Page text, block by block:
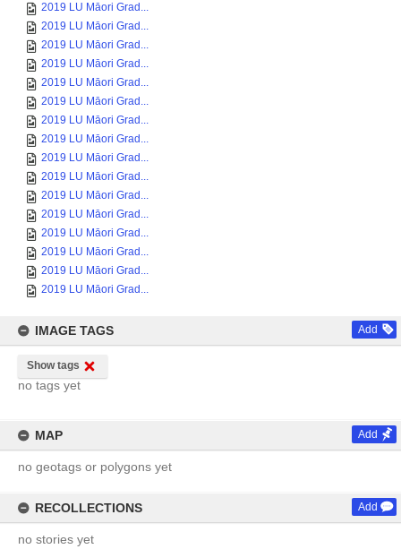
2019 LU Māori Grad...
2019 LU Māori Grad...
2019 LU Māori Grad...
2019 LU Māori Grad...
2019 LU Māori Grad...
2019 LU Māori Grad...
2019 LU Māori Grad...
2019 LU Māori Grad...
2019 LU Māori Grad...
2019 LU Māori Grad...
2019 LU Māori Grad...
2019 LU Māori Grad...
2019 LU Māori Grad...
2019 LU Māori Grad...
2019 LU Māori Grad...
2019 LU Māori Grad...
IMAGE TAGS Add
Show tags
no tags yet
MAP Add
no geotags or polygons yet
RECOLLECTIONS Add
no stories yet